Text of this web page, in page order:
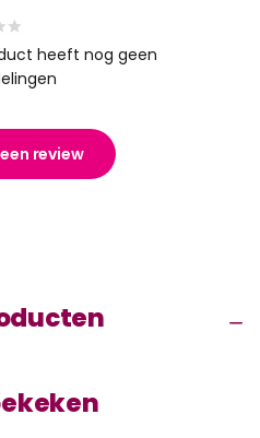
heeft nog geen
review